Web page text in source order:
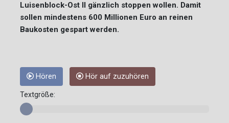
Luisenblock-Ost II gänzlich stoppen wollen. Damit
sollen mindestens 600 Millionen Euro an reinen
Baukosten gespart werden.
Hören Hör auf zuzuhören
Textgröße: